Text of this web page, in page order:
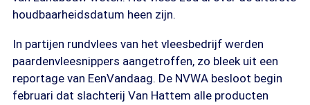
houdbaarheidsdatum heen zijn.
In partijen rundvlees van het vleesbedrijf werden
paardenvleesnippers aangetroffen, zo bleek uit een
reportage van EenVandaag. De NVWA besloot begin
februari dat slachterij Van Hattem alle producten